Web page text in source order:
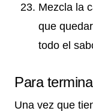
Mezcla la
que
todo el
Para
Una vez que